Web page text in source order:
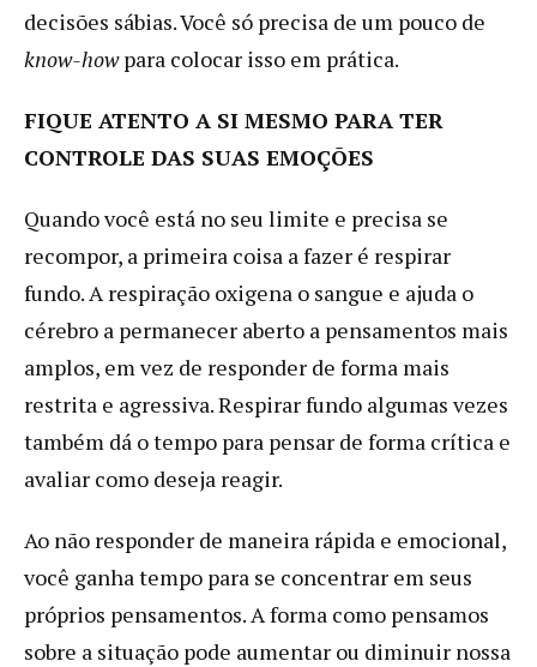
decisões sábias. Você só precisa de um pouco de
know-howpara colocar isso em prática.
FIQUE ATENTO A SI MESMO PARA TER
CONTROLE DAS SUAS EMOÇÕES
Quando você está no seu limite e precisa se
recompor, a primeira coisa a fazer é respirar
fundo. A respiração oxigena o sangue e ajuda o
cérebro a permanecer aberto a pensamentos mais
amplos, em vez de responder de forma mais
restrita e agressiva. Respirar fundo algumas vezes
também dá o tempo para pensar de forma crítica e
avaliar como deseja reagir.
Ao não responder de maneira rápida e emocional,
você ganha tempo para se concentrar em seus
próprios pensamentos. A forma como pensamos
sobre a situação pode aumentar ou diminuir nossa